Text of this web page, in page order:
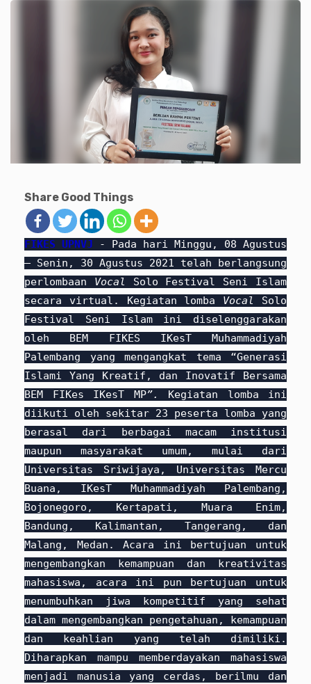
Share Good Things
FIKES UPNVJ
- Pada hari Minggu, 08 Agustus
– Senin, 30 Agustus 2021 telah berlangsung
perlombaan Vocal Solo Festival Seni Islam
secara virtual. Kegiatan lomba Vocal Solo
Festival Seni Islam ini diselenggarakan
oleh BEM FIKES IKesT Muhammadiyah
Palembang yang mengangkat tema “Generasi
Islami Yang Kreatif, dan Inovatif Bersama
BEM FIKes IKesT MP”.
Kegiatan lomba ini
diikuti oleh sekitar 23 peserta lomba yang
berasal dari berbagai macam institusi
maupun masyarakat umum, mulai dari
Universitas Sriwijaya, Universitas Mercu
Buana, IKesT Muhammadiyah Palembang,
Bojonegoro, Kertapati, Muara Enim,
Bandung, Kalimantan, Tangerang, dan
Malang, Medan. Acara ini bertujuan untuk
mengembangkan kemampuan dan kreativitas
mahasiswa, acara ini pun bertujuan untuk
menumbuhkan jiwa kompetitif yang sehat
dalam mengembangkan pengetahuan, kemampuan
dan keahlian yang telah dimiliki.
Diharapkan mampu memberdayakan mahasiswa
menjadi manusia yang cerdas, berilmu dan